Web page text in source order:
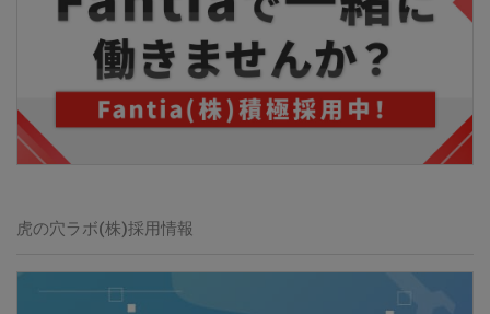
虎の穴ラボ(株)採用情報